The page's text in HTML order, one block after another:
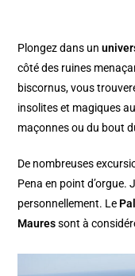
Plongez dans un
côté des ruines
biscornus, vous
insolites et magiques
maçonnes ou du bout
De nombreuses
Pena en point d’orgue.
personnellement. Le
Mauressont à